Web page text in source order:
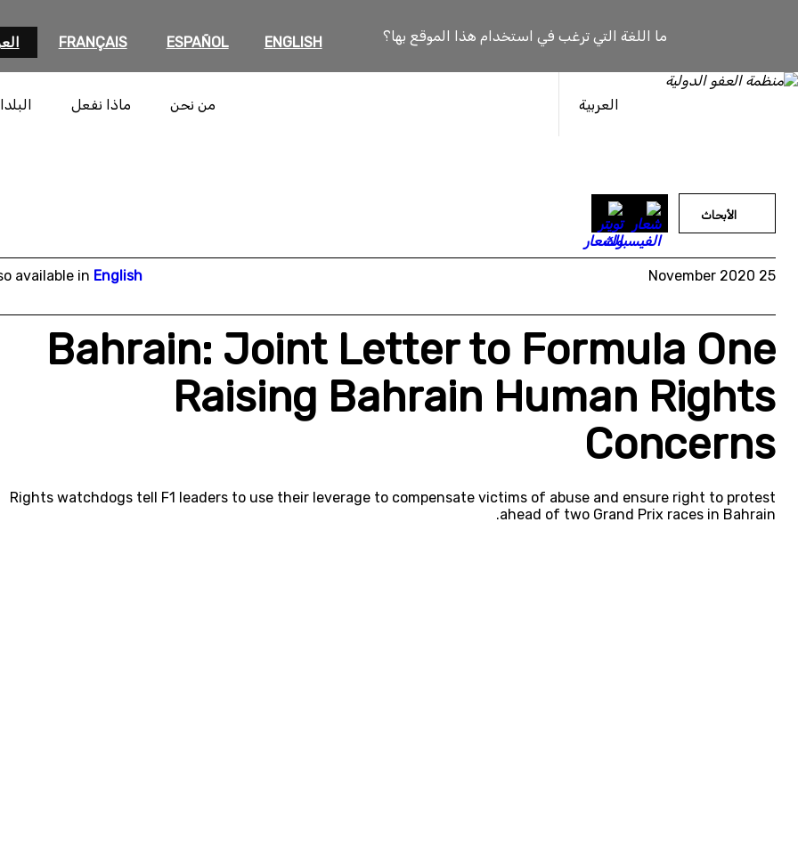
ما اللغة التي ترغب في استخدام هذا الموقع بها؟ ENGLISH
ESPAÑOL
FRANÇAIS
العربية من نحن ماذا نفعل
الأبحاث
25 November 2020
available in English
Bahrain: Joint Letter to Formula One
Raising Bahrain Human Rights
Concerns
Rights watchdogs tell F1 leaders to use their leverage to compensate victims of abuse and ensure right to protest
ahead of two Grand Prix races in Bahrain.